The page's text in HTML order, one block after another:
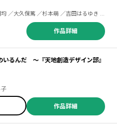
作品詳細
るんだ ～『天地創造デザイン部』
ら子
作品詳細